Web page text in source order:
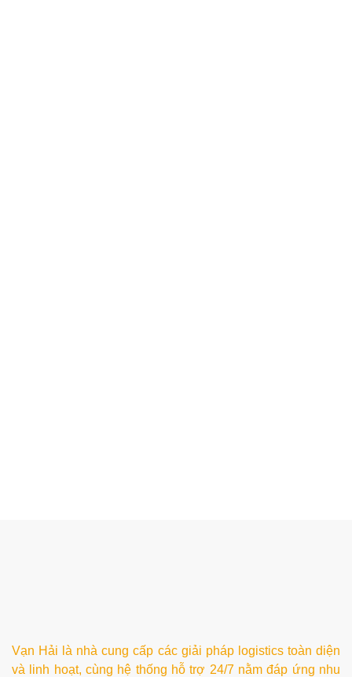
Vạn Hải là nhà cung cấp các giải pháp logistics toàn diện
và linh hoạt, cùng hệ thống hỗ trợ 24/7 nằm đáp ứng nhu